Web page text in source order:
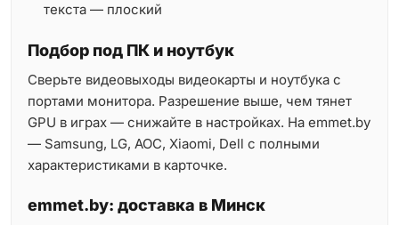
текста — плоский
Подбор под ПК и ноутбук
Сверьте видеовыходы видеокарты и ноутбука с
портами монитора. Разрешение выше, чем тянет
GPU в играх — снижайте в настройках. На emmet.by
— Samsung, LG, AOC, Xiaomi, Dell с полными
характеристиками в карточке.
emmet.by: доставка в Минск